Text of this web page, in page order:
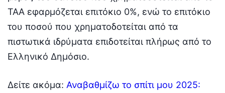
ΤΑΑ εφαρμόζεται επιτόκιο 0%, ενώ το επιτόκιο
του ποσού που χρηματοδοτείται από τα
πιστωτικά ιδρύματα επιδοτείται πλήρως από το
Ελληνικό Δημόσιο.
Δείτε ακόμα: Αναβαθμίζω το σπίτι μου 2025: